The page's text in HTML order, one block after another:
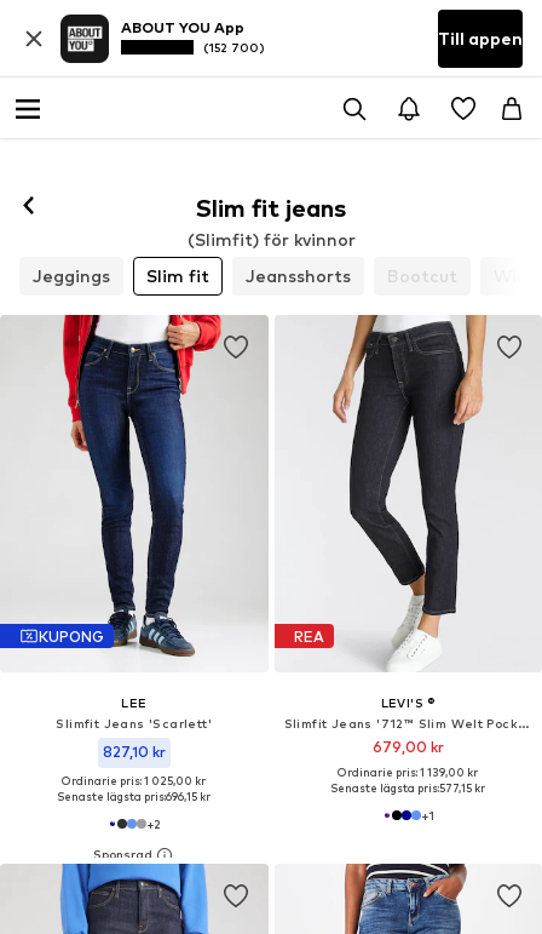
ABOUT YOU App
(152 700) Till appen
Slim fit jeans
(Slimfit) för kvinnor
Jeggings
Slim fit Jeansshorts Bootcut
KUPONG
LEE
Slimfit Jeans 'Scarlett'
827,10 kr
Ordinarie pris: 1 025,00 kr
Senaste lägsta pris:696,15 kr
+2
REA
LEVI'S ®
Slimfit Jeans '712™ Slim Welt Pocket'
679,00 kr
Ordinarie pris: 1 139,00 kr
Senaste lägsta pris:577,15 kr
+1